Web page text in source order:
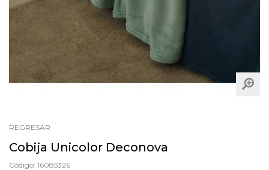
REGRESAR
Cobija Unicolor Deconova
Código: 16085326